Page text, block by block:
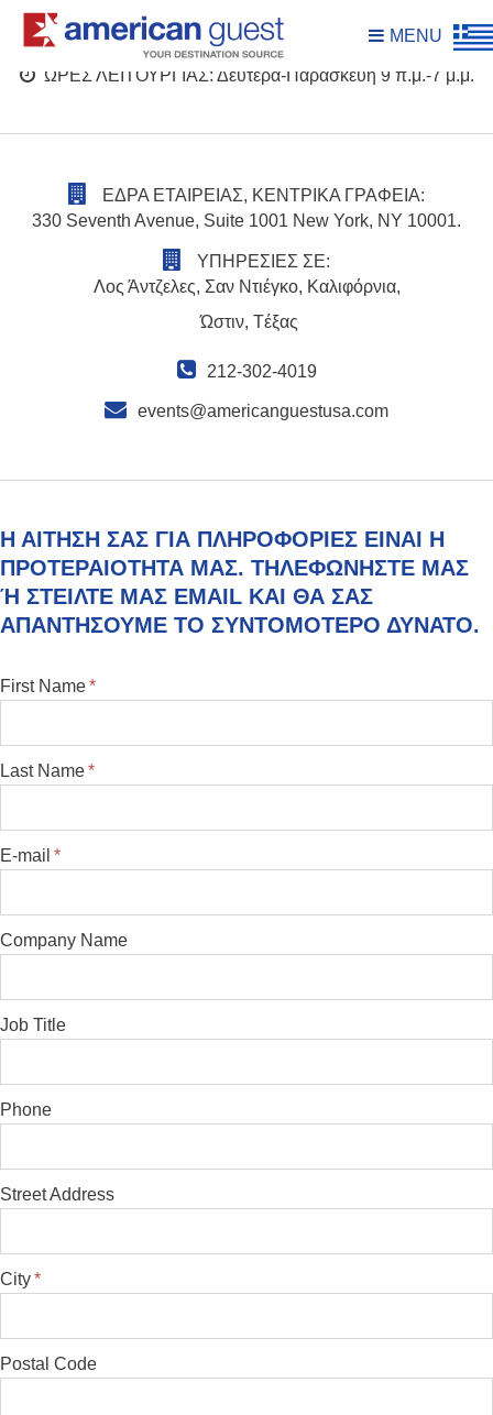
MENU
ΩΡΕΣ ΛΕΙΤΟΥΡΓΙΑΣ: Δευτέρα-Παρασκευή 9 π.μ.-7 μ.μ.
ΕΔΡΑ ΕΤΑΙΡΕΙΑΣ, ΚΕΝΤΡΙΚΑ ΓΡΑΦΕΙΑ:
330 Seventh Avenue, Suite 1001 New York, NY 10001.
ΥΠΗΡΕΣΙΕΣ ΣΕ:
Λος Άντζελες, Σαν Ντιέγκο, Καλιφόρνια,
Ώστιν, Tέξας
212-302-4019
events@americanguestusa.com
Η ΑΊΤΗΣΗ ΣΑΣ ΓΙΑ ΠΛΗΡΟΦΟΡΊΕΣ ΕΊΝΑΙ Η
ΠΡΟΤΕΡΑΙΌΤΗΤΑ ΜΑΣ. ΤΗΛΕΦΩΝΉΣΤΕ ΜΑΣ
Ή ΣΤΕΊΛΤΕ ΜΑΣ EMAIL ΚΑΙ ΘΑ ΣΑΣ
ΑΠΑΝΤΉΣΟΥΜΕ ΤΟ ΣΥΝΤΟΜΌΤΕΡΟ ΔΥΝΑΤΌ.
First Name*
Last Name*
E-mail *
Company Name
Job Title
Phone
Street Address
City*
Postal Code